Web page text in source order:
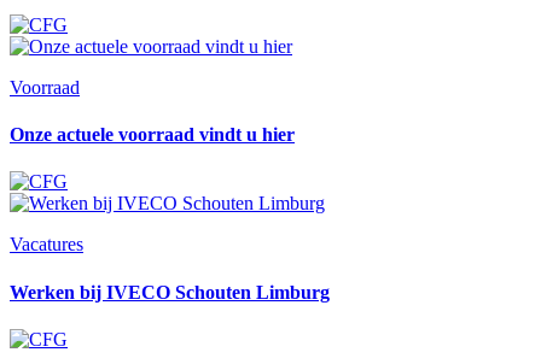
Voorraad
Onze actuele voorraad vindt u hier
Vacatures
Werken bij IVECO Schouten Limburg